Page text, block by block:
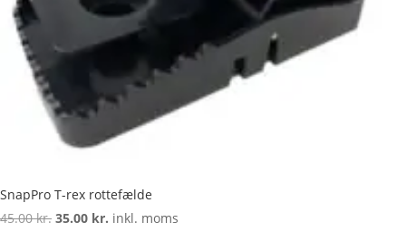
SnapPro T-rex rottefælde
45.00kr. Den
35.00 kr. Den
inkl. moms